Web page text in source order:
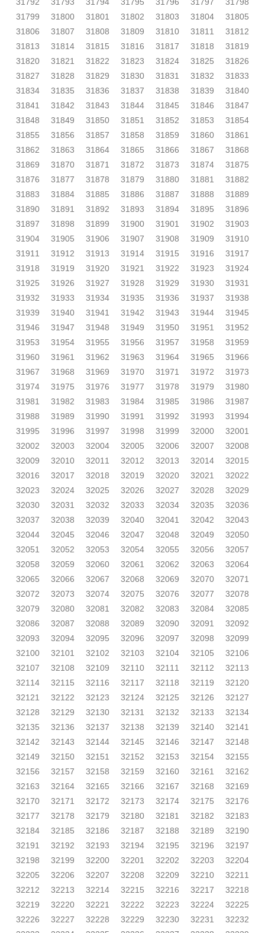
31799
31800 31801 31802 31803 31804
31805
31806
31807 31808 31809 31810 31811
31812
31813
31814 31815 31816 31817 31818
31819
31820
31821 31822 31823 31824 31825
31826
31827
31828 31829 31830 31831 31832
31833
31834
31835 31836 31837 31838 31839
31840
31841
31842 31843 31844 31845 31846
31847
31848
31849 31850 31851 31852 31853
31854
31855
31856 31857 31858 31859 31860
31861
31862
31863 31864 31865 31866 31867
31868
31869
31870 31871 31872 31873 31874
31875
31876
31877 31878 31879 31880 31881
31882
31883
31884 31885 31886 31887 31888
31889
31890
31891 31892 31893 31894 31895
31896
31897
31898 31899 31900 31901 31902
31903
31904
31905 31906 31907 31908 31909
31910
31911
31912 31913 31914 31915 31916
31917
31918
31919 31920 31921 31922 31923
31924
31925
31926 31927 31928 31929 31930
31931
31932
31933 31934 31935 31936 31937
31938
31939
31940 31941 31942 31943 31944
31945
31946
31947 31948 31949 31950 31951
31952
31953
31954 31955 31956 31957 31958
31959
31960
31961 31962 31963 31964 31965
31966
31967
31968 31969 31970 31971 31972
31973
31974
31975 31976 31977 31978 31979
31980
31981
31982 31983 31984 31985 31986
31987
31988
31989 31990 31991 31992 31993
31994
31995
31996 31997 31998 31999 32000
32001
32002
32003 32004 32005 32006 32007
32008
32009
32010 32011 32012 32013 32014
32015
32016
32017 32018 32019 32020 32021
32022
32023
32024 32025 32026 32027 32028
32029
32030
32031 32032 32033 32034 32035
32036
32037
32038 32039 32040 32041 32042
32043
32044
32045 32046 32047 32048 32049
32050
32051
32052 32053 32054 32055 32056
32057
32058
32059 32060 32061 32062 32063
32064
32065
32066 32067 32068 32069 32070
32071
32072
32073 32074 32075 32076 32077
32078
32079
32080 32081 32082 32083 32084
32085
32086
32087 32088 32089 32090 32091
32092
32093
32094 32095 32096 32097 32098
32099
32100
32101 32102 32103 32104 32105
32106
32107
32108 32109 32110 32111 32112
32113
32114
32115 32116 32117 32118 32119
32120
32121
32122 32123 32124 32125 32126
32127
32128
32129 32130 32131 32132 32133
32134
32135
32136 32137 32138 32139 32140
32141
32142
32143 32144 32145 32146 32147
32148
32149
32150 32151 32152 32153 32154
32155
32156
32157 32158 32159 32160 32161
32162
32163
32164 32165 32166 32167 32168
32169
32170
32171 32172 32173 32174 32175
32176
32177
32178 32179 32180 32181 32182
32183
32184
32185 32186 32187 32188 32189
32190
32191
32192 32193 32194 32195 32196
32197
32198
32199 32200 32201 32202 32203
32204
32205
32206 32207 32208 32209 32210
32211
32212
32213 32214 32215 32216 32217
32218
32219
32220 32221 32222 32223 32224
32225
32226
32227 32228 32229 32230 32231
32232